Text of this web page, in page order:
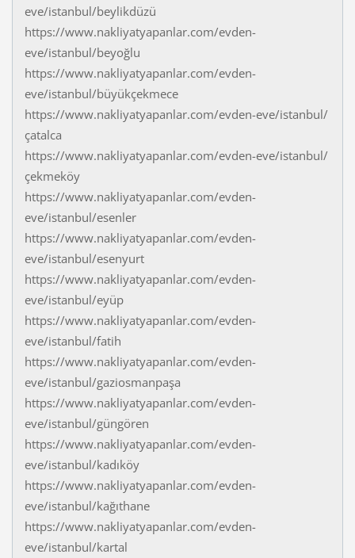
eve/istanbul/beylikdüzü
https://www.nakliyatyapanlar.com/evden-
eve/istanbul/beyoğlu
https://www.nakliyatyapanlar.com/evden-
eve/istanbul/büyükçekmece
https://www.nakliyatyapanlar.com/evden-eve/istanbul/
çatalca
https://www.nakliyatyapanlar.com/evden-eve/istanbul/
çekmeköy
https://www.nakliyatyapanlar.com/evden-
eve/istanbul/esenler
https://www.nakliyatyapanlar.com/evden-
eve/istanbul/esenyurt
https://www.nakliyatyapanlar.com/evden-
eve/istanbul/eyüp
https://www.nakliyatyapanlar.com/evden-
eve/istanbul/fatih
https://www.nakliyatyapanlar.com/evden-
eve/istanbul/gaziosmanpaşa
https://www.nakliyatyapanlar.com/evden-
eve/istanbul/güngören
https://www.nakliyatyapanlar.com/evden-
eve/istanbul/kadıköy
https://www.nakliyatyapanlar.com/evden-
eve/istanbul/kağıthane
https://www.nakliyatyapanlar.com/evden-
eve/istanbul/kartal